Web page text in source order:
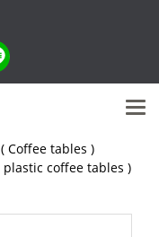
Coffee tables )
coffee tables )